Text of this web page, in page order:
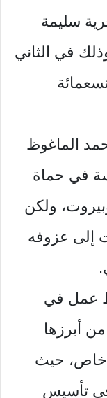
سليمة
في الثاني
الماغوظ
في حماة
ولكن
إلى عزوفه
عمل في
أبرزها
خاص، حيث
في تأسيس